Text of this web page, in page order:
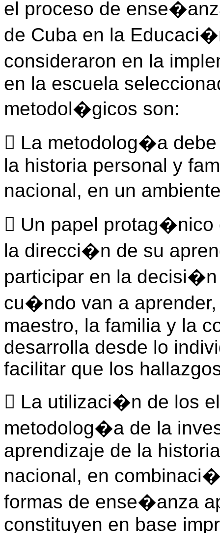
el proceso de
de Cuba en la
consideraron en la
en la escuela
metodol�gicos son:
 La metodolog�a
la historia personal y
nacional, en un
 Un papel protag�nico
la direcci�n de su
participar en la
cu�ndo van a
maestro, la familia y la
desarrolla desde lo
facilitar que los
 La utilizaci�n de los
metodolog�a de la
aprendizaje de la
nacional, en
formas de ense�anza
constituyen en base